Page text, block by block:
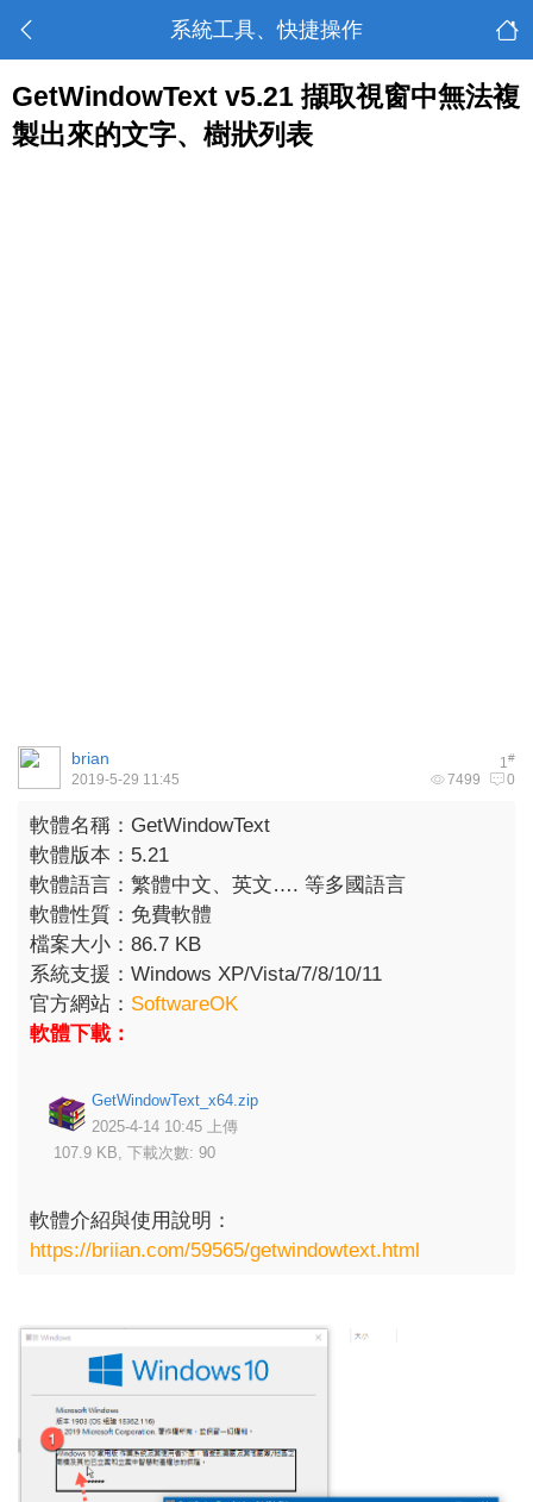
系統工具、快捷操作
GetWindowText v5.21 擷取視窗中無法複
製出來的文字、樹狀列表
1#
brian
7499 0
2019-5-29 11:45
軟體名稱：GetWindowText
軟體版本：5.21
軟體語言：繁體中文、英文…. 等多國語言
軟體性質：免費軟體
檔案大小：86.7 KB
系統支援：Windows XP/Vista/7/8/10/11
官方網站： SoftwareOK
軟體下載：
GetWindowText_x64.zip
2025-4-14 10:45 上傳
107.9 KB, 下載次數: 90
軟體介紹與使用說明：
https://briian.com/59565/getwindowtext.html